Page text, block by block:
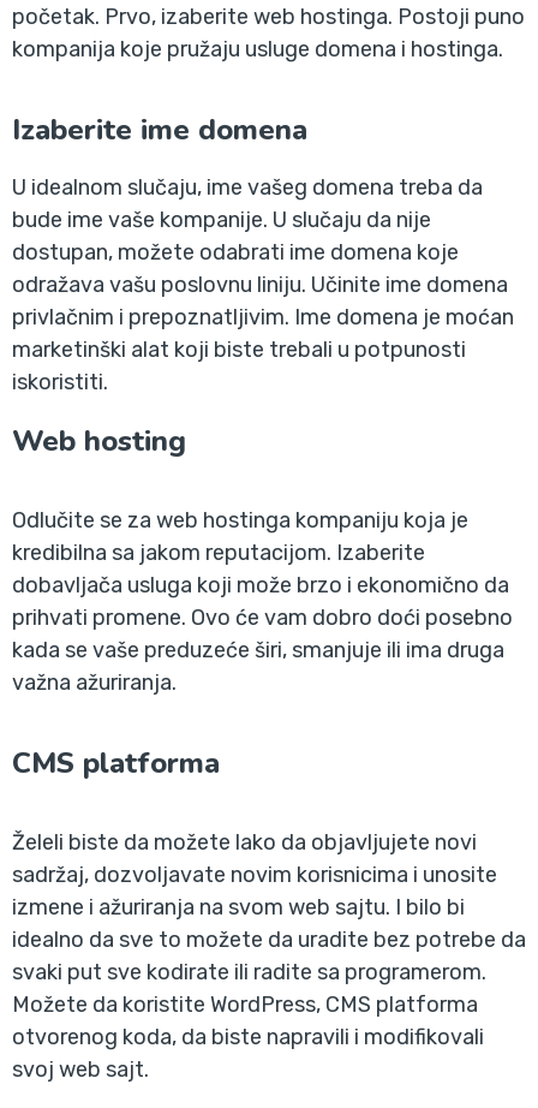
početak. Prvo, izaberite web hostinga. Postoji puno
kompanija koje pružaju usluge domena i hostinga.
Izaberite ime domena
U idealnom slučaju, ime vašeg domena treba da
bude ime vaše kompanije. U slučaju da nije
dostupan, možete odabrati ime domena koje
odražava vašu poslovnu liniju. Učinite ime domena
privlačnim i prepoznatljivim. Ime domena je moćan
marketinški alat koji biste trebali u potpunosti
iskoristiti.
Web hosting
Odlučite se za web hostinga kompaniju koja je
kredibilna sa jakom reputacijom. Izaberite
dobavljača usluga koji može brzo i ekonomično da
prihvati promene. Ovo će vam dobro doći posebno
kada se vaše preduzeće širi, smanjuje ili ima druga
važna ažuriranja.
CMS platforma
Želeli biste da možete lako da objavljujete novi
sadržaj, dozvoljavate novim korisnicima i unosite
izmene i ažuriranja na svom web sajtu. I bilo bi
idealno da sve to možete da uradite bez potrebe da
svaki put sve kodirate ili radite sa programerom.
Možete da koristite WordPress, CMS platforma
otvorenog koda, da biste napravili i modifikovali
svoj web sajt.